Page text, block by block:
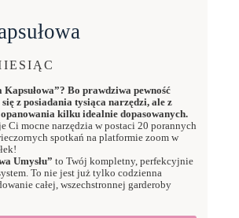
Kapsułowa”? Bo prawdziwa pewność
z posiadania tysiąca narzędzi, ale z
kilku idealnie dopasowanych.
Ci mocne narzędzia w postaci 20 porannych
spotkań na platformie zoom w
Umysłu” to Twój kompletny, perfekcyjnie
To nie jest już tylko codzienna
całej, wszechstronnej garderoby